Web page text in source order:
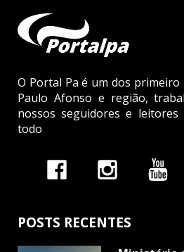
O Portal Pa é um dos
Paulo Afonso e região,
nossos seguidores e
todo
POSTS RECENTES